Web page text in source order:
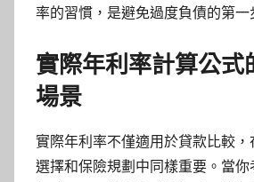
率的習慣，是避免過度負債的第一
實際年利率計算公式
場景
實際年利率不僅適用於貸款比較
選擇和保險規劃中同樣重要。當